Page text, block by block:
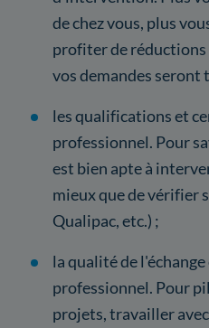
de chez vous, plus
profiter de réductions
vos demandes seront
les qualifications et
professionnel. Pour
est bien apte à
mieux que de vérifier
Qualipac, etc.) ;
la qualité de
professionnel. Pour
projets, travailler